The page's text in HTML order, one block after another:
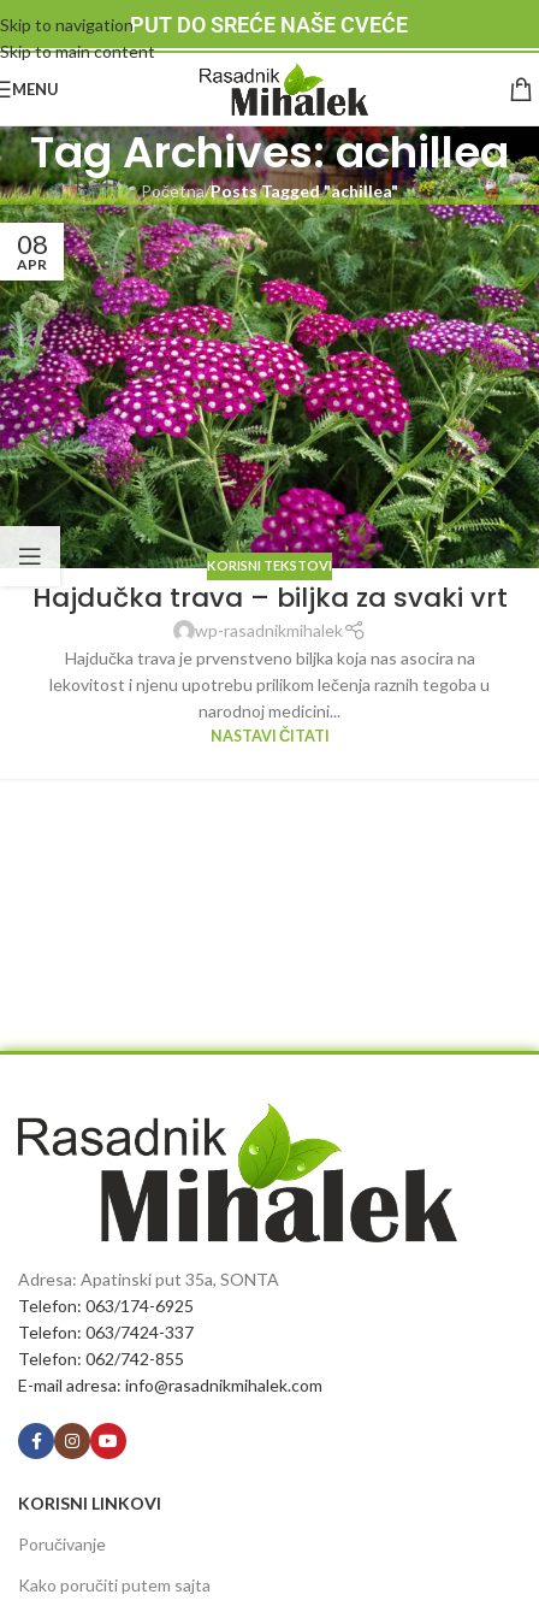
Skip to navigation
Skip to main content
PUT DO SREĆE NAŠE CVEĆE
MENU
Tag Archives: achillea
Početna/Posts Tagged "achillea"
08
APR
KORISNI TEKSTOVI
Hajdučka trava – biljka za svaki vrt
wp-rasadnikmihalek
Hajdučka trava je prvenstveno biljka koja nas asocira na
lekovitost i njenu upotrebu prilikom lečenja raznih tegoba u
narodnoj medicini...
NASTAVI ČITATI
Adresa: Apatinski put 35a, SONTA
Telefon: 063/174-6925
Telefon: 063/7424-337
Telefon: 062/742-855
E-mail adresa: info@rasadnikmihalek.com
KORISNI LINKOVI
Poručivanje
Kako poručiti putem sajta